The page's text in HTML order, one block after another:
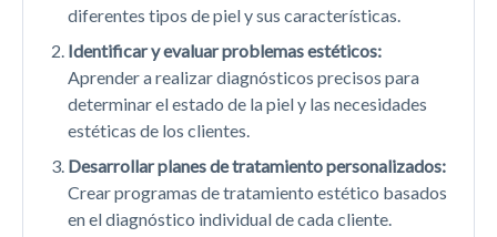
diferentes tipos de piel y sus características.
Identificar y evaluar problemas estéticos:
Aprender a realizar diagnósticos precisos para
determinar el estado de la piel y las necesidades
estéticas de los clientes.
Desarrollar planes de tratamiento personalizados:
Crear programas de tratamiento estético basados
en el diagnóstico individual de cada cliente.